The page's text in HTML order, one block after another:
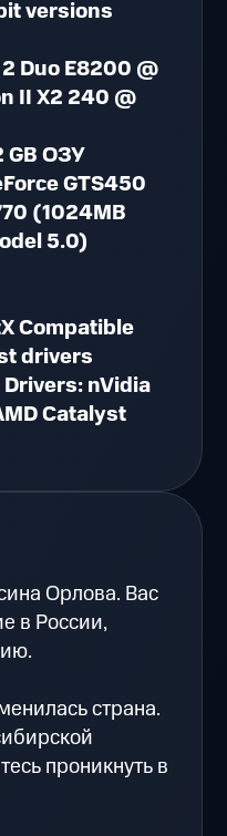
Орлова. Вас
в России,
страна.
проникнуть в
versions
Duo E8200 @
II X2 240 @
GB ОЗУ
GTS450
(1024MB
5.0)
Compatible
drivers
nVidia
Catalyst